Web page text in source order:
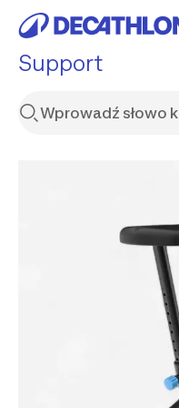
Support